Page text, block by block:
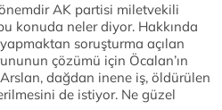
AK partisi miletvekili
konuda neler diyor. Hakkında
soruşturma açılan
çözümü için Öcalan’ın
dağdan inene iş, öldürülen
de istiyor. Ne güzel